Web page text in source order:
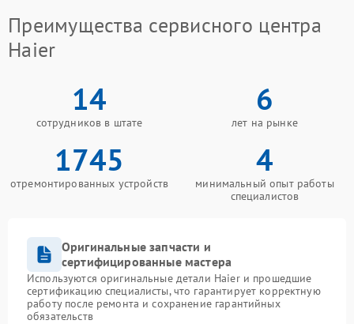
Преимущества сервисного центра
Haier
14
сотрудников в штате
6
лет на рынке
1745
отремонтированных устройств
4
минимальный опыт работы
специалистов
Оригинальные запчасти и
сертифицированные мастера
Используются оригинальные детали Haier и прошедшие
сертификацию специалисты, что гарантирует корректную
работу после ремонта и сохранение гарантийных
обязательств